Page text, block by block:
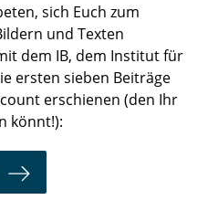
sich Euch zum
und Texten
dem IB, dem Institut für
ersten sieben Beiträge
erschienen (den Ihr
könnt!):